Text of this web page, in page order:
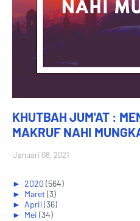
KHUTBAH JUM'AT :
MAKRUF NAHI
Januari 08, 2021
► 2020 (564)
► Maret(3)
► April(36)
► Mei (34)